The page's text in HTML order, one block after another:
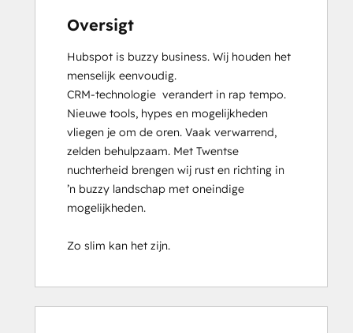
Data Integrations Certification
Digital Advertising
Digital Marketing
Email Marketing Certification
Frictionless Sales
Guided Client Onboarding
HubSpot
for
HubSpot Marketing Hub Software
HubSpot Reporting
Certification
HubSpot Solutions Partner
Oversigt
Hubspot is buzzy business. Wij houden het
menselijk eenvoudig.
CRM-technologie  verandert in rap tempo.
Nieuwe tools, hypes en mogelijkheden
vliegen je om de oren. Vaak verwarrend,
zelden behulpzaam. Met Twentse
nuchterheid brengen wij rust en richting in
’n buzzy landschap met oneindige
mogelijkheden.
Zo slim kan het zijn.